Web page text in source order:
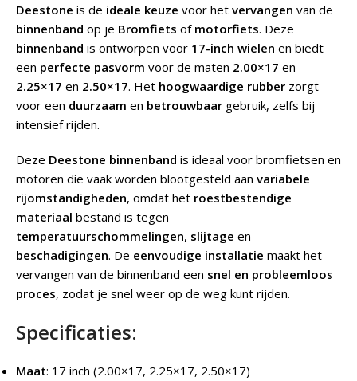
Deestone is de ideale keuze voor het vervangen van de
binnenband op je Bromfiets of motorfiets. Deze
binnenband is ontworpen voor 17-inch wielen en biedt
een perfecte pasvorm voor de maten 2.00×17 en
2.25×17 en 2.50×17. Het hoogwaardige rubber zorgt
voor een duurzaam en betrouwbaar gebruik, zelfs bij
intensief rijden.
Deze Deestone binnenband is ideaal voor bromfietsen en
motoren die vaak worden blootgesteld aan variabele
rijomstandigheden, omdat het roestbestendige
materiaal bestand is tegen
temperatuurschommelingen, slijtage en
beschadigingen. De eenvoudige installatie maakt het
vervangen van de binnenband een snel en probleemloos
proces, zodat je snel weer op de weg kunt rijden.
Specificaties:
Maat: 17 inch (2.00×17, 2.25×17, 2.50×17)